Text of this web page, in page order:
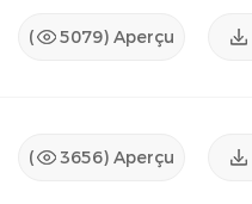
( 5079) Aperçu
( 3656) Aperçu